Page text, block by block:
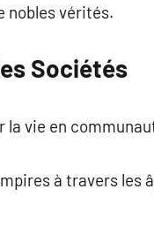
nobles vérités.
Sociétés
la vie en
à travers les